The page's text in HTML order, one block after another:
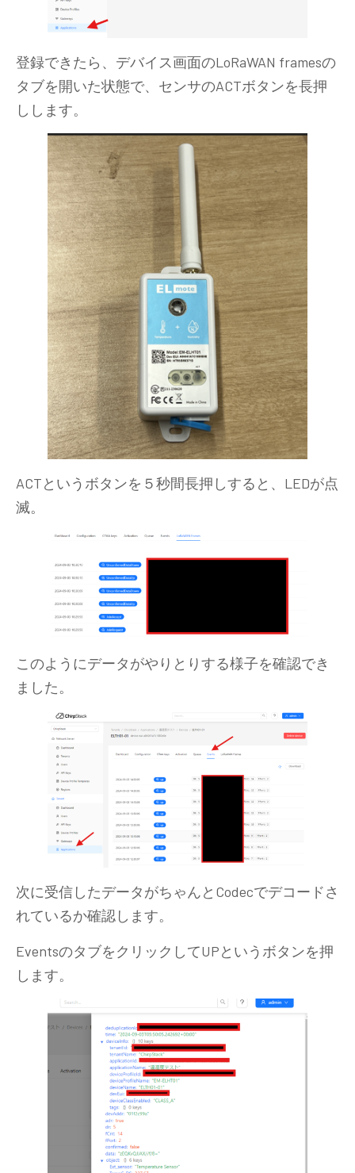
登録できたら、デバイス画面のLoRaWAN framesの
タブを開いた状態で、センサのACTボタンを長押
しします。
ACTというボタンを５秒間長押しすると、LEDが点
滅。
このようにデータがやりとりする様子を確認でき
ました。
次に受信したデータがちゃんとCodecでデコードさ
れているか確認します。
EventsのタブをクリックしてUPというボタンを押
します。